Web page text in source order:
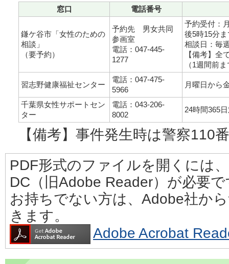
窓口 電話番号
鎌ケ谷市「女性のための
相談」
（要予約）
予約先 男女共同
参画室
電話：047-445-
1277
予約受付：
後5時15分ま
相談日：毎
【備考】全
（1週間前
習志野健康福祉センター
電話：047-475-
5966
月曜日から
千葉県女性サポートセン
ター
電話：043-206-
8002
24時間365
【備考】事件発生時は警察110
PDF形式のファイルを開くには
DC（旧Adobe Reader）が必要
お持ちでない方は、Adobe社か
きます。
Adobe Acrobat